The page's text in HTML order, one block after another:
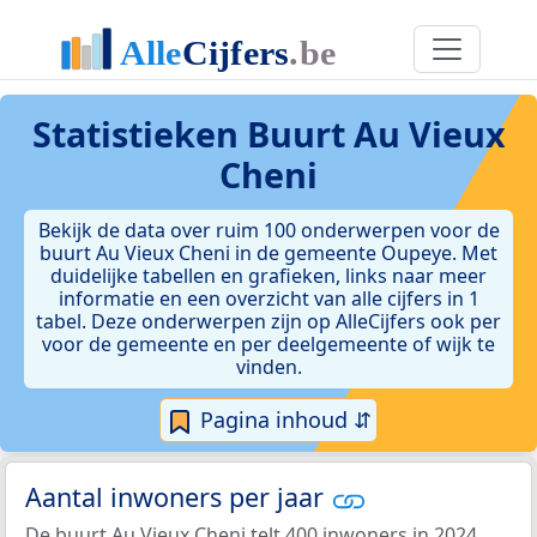
Statistieken Buurt Au Vieux
Cheni
Bekijk de data over ruim 100 onderwerpen voor de
buurt Au Vieux Cheni in de gemeente Oupeye. Met
duidelijke tabellen en grafieken, links naar meer
informatie en een overzicht van alle cijfers in 1
tabel. Deze onderwerpen zijn op AlleCijfers ook per
voor de gemeente en per deelgemeente of wijk te
vinden.
Pagina inhoud ⇵
Aantal inwoners per jaar